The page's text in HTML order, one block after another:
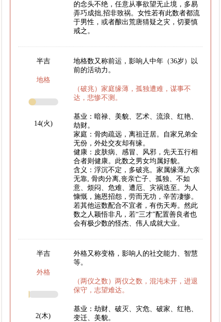
的念头不绝，任意从事欲望无止境，多易
弄巧成拙,招非致祸。女性若有此数者都流
于男性，或者酿出荒唐猜疑之灾，切要慎
戒之。
半吉
地格
14(火)
地格数又称前运，影响人中年（36岁）以
前的活动力。
（破兆）家庭缘薄，孤独遭难，谋事不
达，悲惨不测。
基业：暗禄、美貌、艺术、流浪、红艳、
劫财。
家庭：骨肉疏远，离祖迁居。自家兄弟全
无份，外处交友却有缘。
健康：皮肤病、感冒、风邪，先天五行相
合者则健康。此数之男女均属好貌。
含义：浮沉不定，多破兆。家属缘薄,六亲
无靠, 骨肉分离,丧亲亡子、孤独、不如
意、烦闷、危难、遭厄、灾祸迭至。为人
慷慨，施恩招怨，劳而无功，辛苦凄惨。
若其他运数配合不宜者，有伤天寿。然此
数之人颖悟非凡，若“三才”配置善良者也
会有极少数的怪杰、伟人成就大业。
半吉
外格
2(木)
外格又称变格，影响人的社交能力、智慧
等。
（两仪之数）两仪之数，混沌未开，进退
保守，志望难达。
基业：劫财、破灭、灾危、破家、红艳、
变迁、美貌。